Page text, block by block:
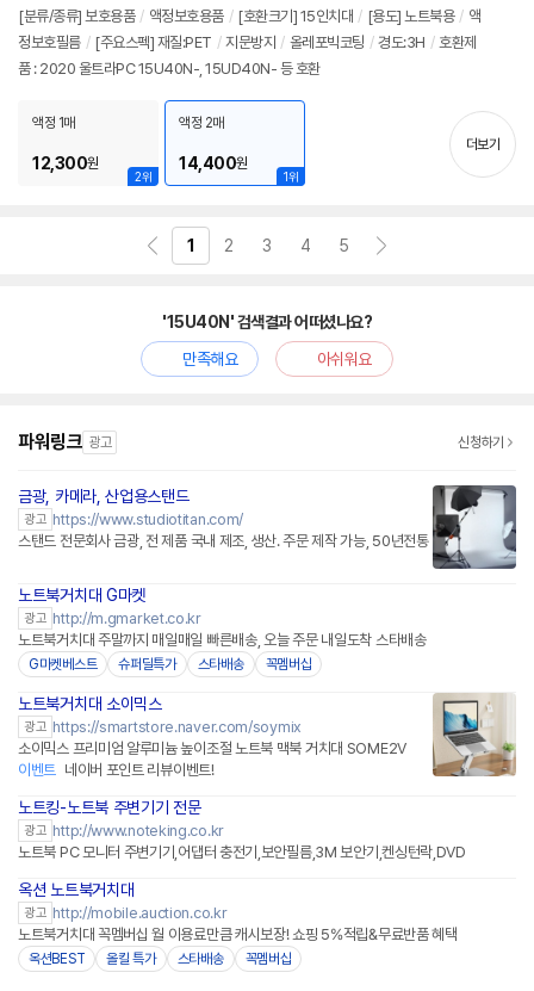
[분류/종류] 보호용품 / 액정보호용품 / [호환크기] 15인치대 / [용도] 노트북용 / 액
정보호필름 / [주요스펙] 재질:PET / 지문방지 / 올레포빅코팅 / 경도:3H / 호환제
품 : 2020 울트라PC 15U40N-, 15UD40N- 등 호환
2위
액정 1매
12,300원
1위
액정 2매
14,400원
더보기
1 2 3 4 5
'15U40N' 검색결과 어떠셨나요?
만족해요
아쉬워요
파워링크 광고 신청하기
금광, 카메라, 산업용스탠드
광고 https://www.studiotitan.com/
스탠드 전문회사 금광, 전 제품 국내 제조, 생산. 주문 제작 가능, 50년전통
노트북거치대 G마켓
광고 http://m.gmarket.co.kr
노트북거치대 주말까지 매일매일 빠른배송, 오늘 주문 내일도착 스타배송
G마켓베스트 슈퍼딜특가 스타배송 꼭멤버십
노트북거치대 소이믹스
광고 https://smartstore.naver.com/soymix
소이믹스 프리미엄 알루미늄 높이조절 노트북 맥북 거치대 SOME2V
이벤트 네이버 포인트 리뷰이벤트!
노트킹-노트북 주변기기 전문
광고 http://www.noteking.co.kr
노트북 PC 모니터 주변기기,어댑터 충전기,보안필름,3M 보안기,켄싱턴락,DVD
옥션 노트북거치대
광고 http://mobile.auction.co.kr
노트북거치대 꼭멤버십 월 이용료만큼 캐시보장! 쇼핑 5%적립&무료반품 혜택
옥션BEST 올킬 특가 스타배송 꼭멤버십